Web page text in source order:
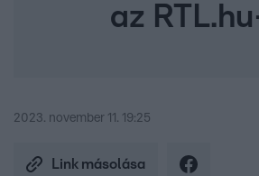
az
2023. november 11. 19:25
Link másolása